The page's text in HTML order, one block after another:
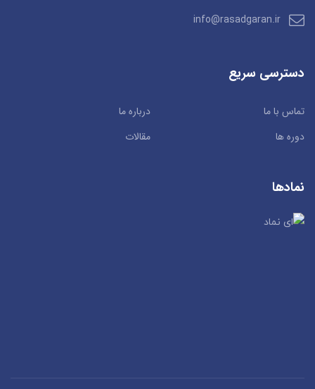
info@rasadgaran.ir
دسترسی سریع
تماس با ما
درباره ما
دوره ها
مقالات
نمادها